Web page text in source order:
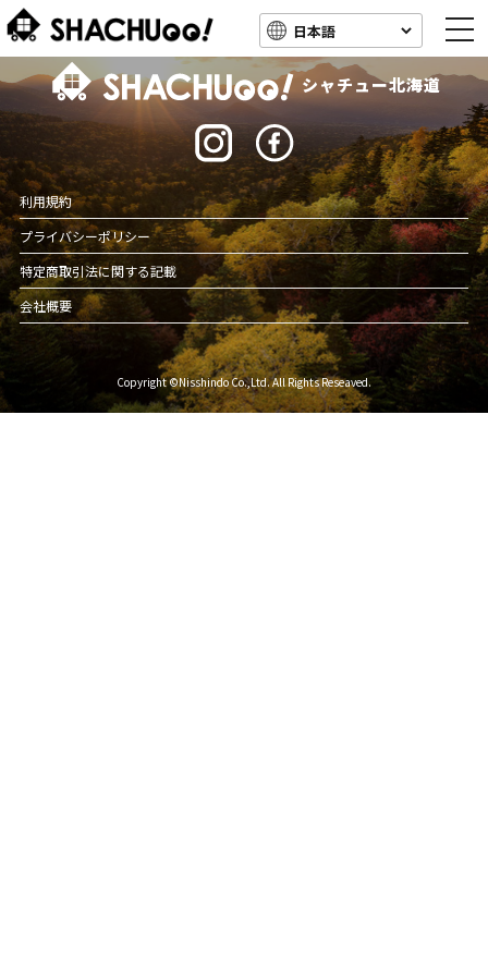
北海道キャンピングカー車中泊スポット情報
シャチュー北海道
利用規約
プライバシーポリシー
特定商取引法に関する記載
会社概要
Copyright ©Nisshindo Co.,Ltd. All Rights Reseaved.